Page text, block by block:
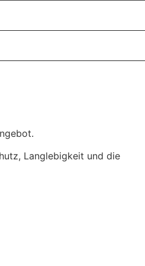
Langlebigkeit und die